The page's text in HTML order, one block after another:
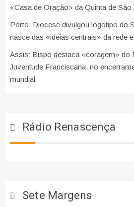
«Casa de Oração» da Quinta de São
Porto: Diocese divulgou logotipo do
nasce das «ideias centrais» da rede
Assis: Bispo destaca «coragem» do
Juventude Franciscana, no
mundial
Rádio Renascença
Sete Margens